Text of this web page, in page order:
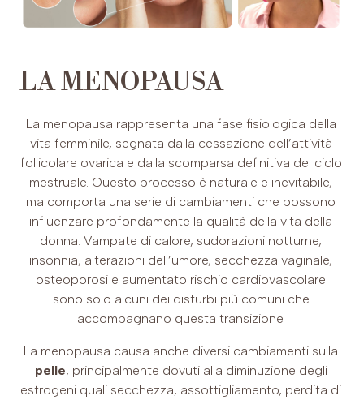
LA MENOPAUSA
La menopausa rappresenta una fase fisiologica della
vita femminile, segnata dalla cessazione dell’attività
follicolare ovarica e dalla scomparsa definitiva del ciclo
mestruale. Questo processo è naturale e inevitabile,
ma comporta una serie di cambiamenti che possono
influenzare profondamente la qualità della vita della
donna. Vampate di calore, sudorazioni notturne,
insonnia, alterazioni dell’umore, secchezza vaginale,
osteoporosi e aumentato rischio cardiovascolare
sono solo alcuni dei disturbi più comuni che
accompagnano questa transizione.
La menopausa causa anche diversi cambiamenti sulla
pelle, principalmente dovuti alla diminuzione degli
estrogeni quali secchezza, assottigliamento, perdita di